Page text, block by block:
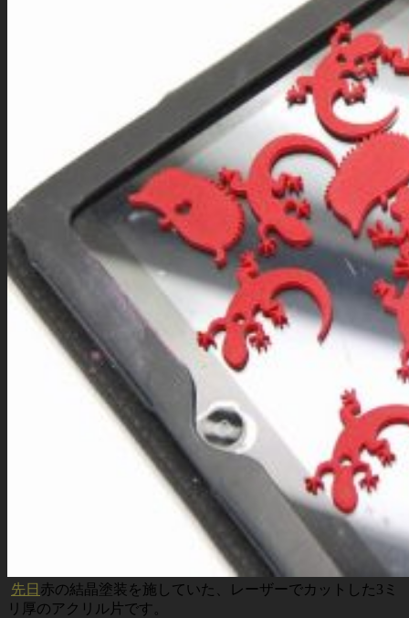
先日 赤の結晶塗装を施していた、レーザーでカットした3ミ
リ厚のアクリル片です。